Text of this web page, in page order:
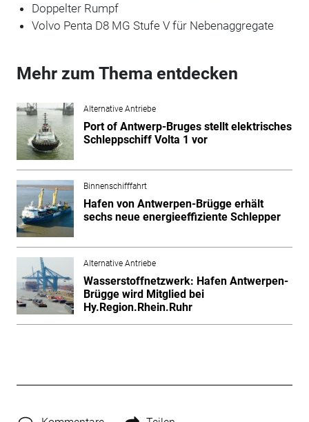
Doppelter Rumpf
Volvo Penta D8 MG Stufe V für Nebenaggregate
Mehr zum Thema entdecken
Alternative Antriebe
Port of Antwerp-Bruges stellt elektrisches
Schleppschiff Volta 1 vor
Binnenschifffahrt
Hafen von Antwerpen-Brügge erhält
sechs neue energieeffiziente Schlepper
Alternative Antriebe
Wasserstoffnetzwerk: Hafen Antwerpen-
Brügge wird Mitglied bei
Hy.Region.Rhein.Ruhr